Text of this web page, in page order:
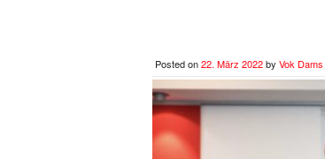
Posted on22. März 2022by Vok Dams